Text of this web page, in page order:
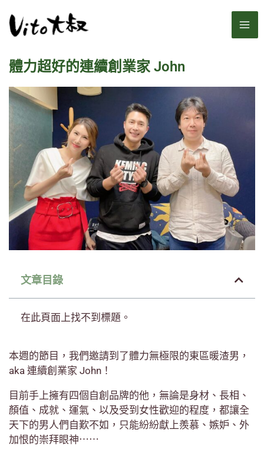
至
體力超好的連續創業家 John
文章目錄
在此頁面上找不到標題。
本週的節目，我們邀請到了體力無極限的東區暖渣男，
aka 連續創業家 John！
目前手上擁有四個自創品牌的他，無論是身材、長相、
顏值、成就、運氣、以及受到女性歡迎的程度，都讓全
天下的男人們自歎不如，只能紛紛獻上羨慕、嫉妒、外
加恨的崇拜眼神⋯⋯